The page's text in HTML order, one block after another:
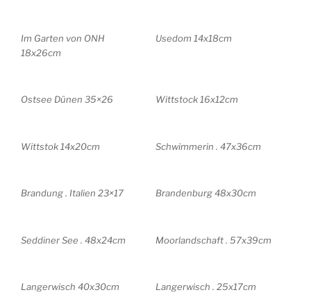
Im Garten von ONH
18x26cm
Usedom 14x18cm
Ostsee Dünen 35×26 Wittstock 16x12cm
Wittstok 14x20cm Schwimmerin . 47x36cm
Brandung . Italien 23×17 Brandenburg 48x30cm
Seddiner See . 48x24cm Moorlandschaft . 57x39cm
Langerwisch 40x30cm Langerwisch . 25x17cm